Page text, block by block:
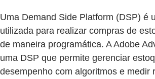
Uma Demand Side Platform (DSP) é
utilizada para realizar compras de
de maneira programática. A Adobe
uma DSP que permite gerenciar
desempenho com algoritmos e medir